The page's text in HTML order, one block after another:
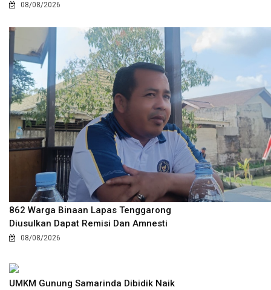
08/08/2026
862 Warga Binaan Lapas Tenggarong
Diusulkan Dapat Remisi Dan Amnesti
08/08/2026
UMKM Gunung Samarinda Dibidik Naik